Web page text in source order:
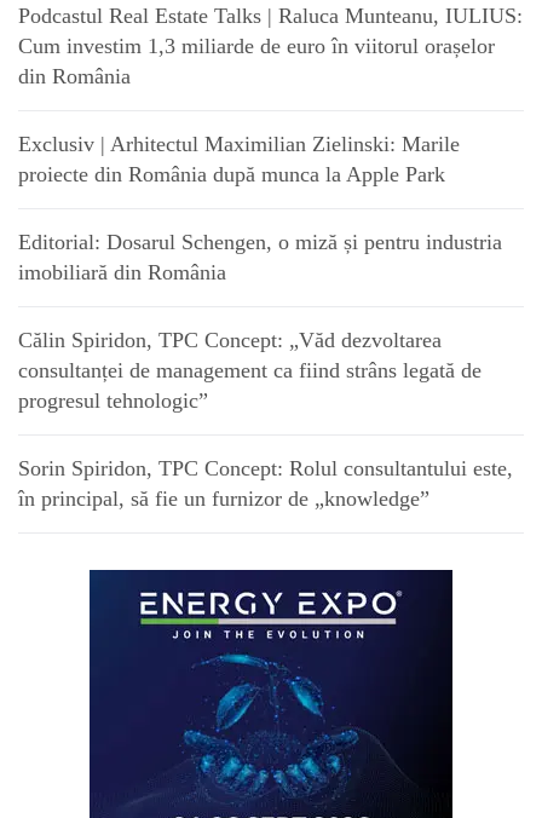
Podcastul Real Estate Talks | Raluca Munteanu, IULIUS:
Cum investim 1,3 miliarde de euro în viitorul orașelor
din România
Exclusiv | Arhitectul Maximilian Zielinski: Marile
proiecte din România după munca la Apple Park
Editorial: Dosarul Schengen, o miză și pentru industria
imobiliară din România
Călin Spiridon, TPC Concept: „Văd dezvoltarea
consultanței de management ca fiind strâns legată de
progresul tehnologic”
Sorin Spiridon, TPC Concept: Rolul consultantului este,
în principal, să fie un furnizor de „knowledge”